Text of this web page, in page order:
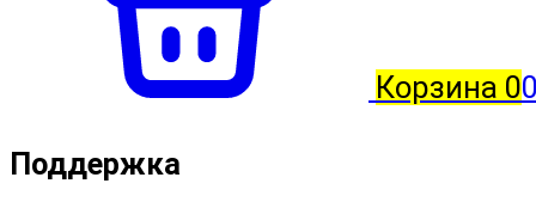
Корзина 0
Поддержка